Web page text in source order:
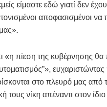
είμαστε εδώ γιατί δεν
αποφασισμένοι να
«η πίεση της κυβέρνησης
στο πλευρό μας από
τους νίκη απέναντι στον